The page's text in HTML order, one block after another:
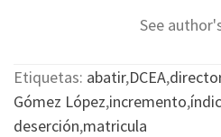
See
Etiquetas: abatir,DCEA,
Gómez López,incremento,
deserción,matricula